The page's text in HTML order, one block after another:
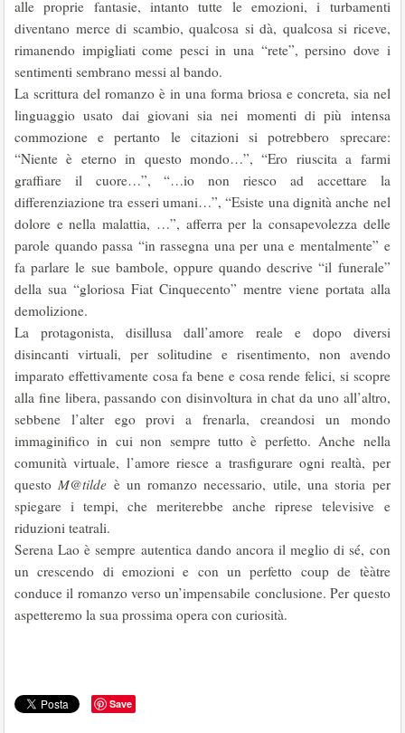
alle proprie fantasie, intanto tutte le emozioni, i turbamenti
diventano merce di scambio, qualcosa si dà, qualcosa si riceve,
rimanendo impigliati come pesci in una “rete”, persino dove i
sentimenti sembrano messi al bando.
La scrittura del romanzo è in una forma briosa e concreta, sia nel
linguaggio usato dai giovani sia nei momenti di più intensa
commozione e pertanto le citazioni si potrebbero sprecare:
“Niente è eterno in questo mondo…”, “Ero riuscita a farmi
graffiare il cuore…”, “…io non riesco ad accettare la
differenziazione tra esseri umani…”, “Esiste una dignità anche nel
dolore e nella malattia, …”, afferra per la consapevolezza delle
parole quando passa “in rassegna una per una e mentalmente” e
fa parlare le sue bambole, oppure quando descrive “il funerale”
della sua “gloriosa Fiat Cinquecento” mentre viene portata alla
demolizione.
La protagonista, disillusa dall’amore reale e dopo diversi
disincanti virtuali, per solitudine e risentimento, non avendo
imparato effettivamente cosa fa bene e cosa rende felici, si scopre
alla fine libera, passando con disinvoltura in chat da uno all’altro,
sebbene l’alter ego provi a frenarla, creandosi un mondo
immaginifico in cui non sempre tutto è perfetto. Anche nella
comunità virtuale, l’amore riesce a trasfigurare ogni realtà, per
questo M@tilde è un romanzo necessario, utile, una storia per
spiegare i tempi, che meriterebbe anche riprese televisive e
riduzioni teatrali.
Serena Lao è sempre autentica dando ancora il meglio di sé, con
un crescendo di emozioni e con un perfetto coup de tèàtre
conduce il romanzo verso un’impensabile conclusione. Per questo
aspetteremo la sua prossima opera con curiosità.
Save